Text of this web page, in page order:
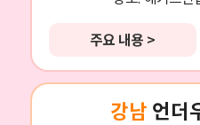
주요 내용 >
강남 언더